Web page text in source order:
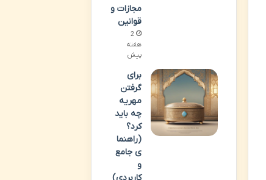
مجازات و
قوانین
2
هفته
پیش
برای
گرفتن
مهریه
چه باید
کرد؟
(راهنما
ی جامع
و